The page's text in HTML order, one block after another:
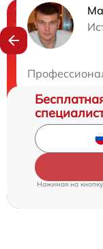
Нужна
Нажимая на